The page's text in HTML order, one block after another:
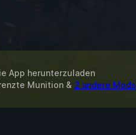
App herunterzuladen
Munition & 2 andere Mods